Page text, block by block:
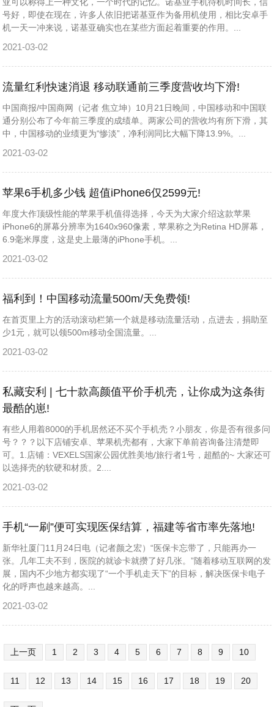
号好，即使在现在，许多人依旧把诺基亚作为备用机使用，相比安卓手
机一天一冲来说，诺基亚确实也在某些方面起着重要的作用。...
2021-03-02
流量红利快速消退 移动联通前三季度营收均下滑!
中国商报/中国商网（记者 焦立坤）10月21日晚间，中国移动和中国联
通分别公布了今年前三季度的成绩单。两家公司的营收均有所下滑，其
中，中国移动的业绩更为“惨淡”，净利润同比大幅下降13.9%。...
2021-03-02
苹果6手机多少钱 超值iPhone6仅2599元!
年度大作顶级性能的苹果手机值得选择，今天为大家介绍这款苹果
iPhone6的屏幕分辨率为1640x960像素，苹果称之为Retina HD屏幕，
6.9毫米厚度，这是史上最薄的iPhone手机。...
2021-03-02
福利到！中国移动流量500m/天免费领!
在首页里上方的活动滚动栏第一个就是移动流量活动，点进去，捐助至
少1元，就可以领500m移动全国流量。...
2021-03-02
私藏安利 | 七十款高颜值平价手机壳，让你成为这条街
最酷的崽!
有些人用着8000的手机居然还不买个手机壳？小朋友，你是否有很多问
号？？？以下店铺安卓、苹果机壳都有，大家下单前咨询备注清楚即
可。1.店铺：VEXELS国家公园优胜美地/旅行者1号，超酷的~ 大家还可
以选择壳的软硬和材质。2....
2021-03-02
手机“一刷”便可实现医保结算，福建等省市率先落地!
新华社厦门11月24日电（记者颜之宏）“医保卡忘带了，只能再办一
张。几年工夫不到，医院的就诊卡就攒了好几张。”随着移动互联网的发
展，国内不少地方都实现了“一个手机走天下”的目标，解决医保卡电子
化的呼声也越来越高。...
2021-03-02
上一页 1 2 3 4 5 6 7 8 9 10
11 12 13 14 15 16 17 18 19 20